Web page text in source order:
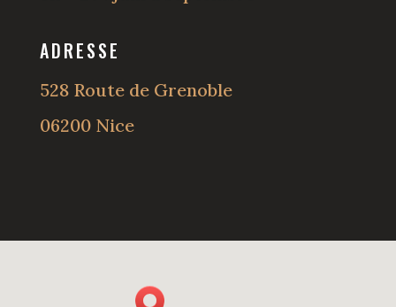
ADRESSE
528 Route de Grenoble
06200 Nice